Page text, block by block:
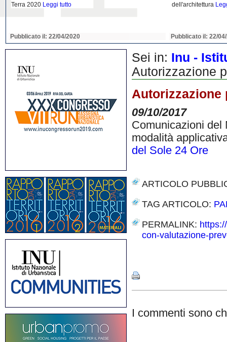
Terra 2020 Leggi tutto
Pubblicato il: 22/04/2020
dell'architettura
Pubblicato il: 22/
Sei in: Inu -
Autorizzazione
Autorizzazione
09/10/2017
Comunicazioni del
modalità
del Sole 24 Ore
ARTICOLO
TAG ARTICOLO:
PERMALINK:
con-valutazione-
I commenti sono